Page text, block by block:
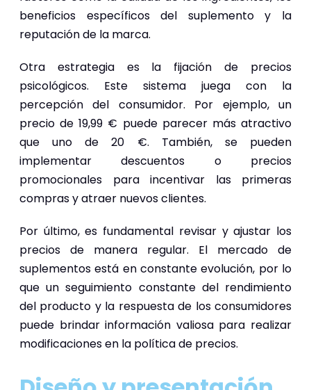
beneficios específicos del suplemento y la
reputación de la marca.
Otra estrategia es la fijación de precios
psicológicos. Este sistema juega con la
percepción del consumidor. Por ejemplo, un
precio de 19,99 € puede parecer más atractivo
que uno de 20 €. También, se pueden
implementar descuentos o precios
promocionales para incentivar las primeras
compras y atraer nuevos clientes.
Por último, es fundamental revisar y ajustar los
precios de manera regular. El mercado de
suplementos está en constante evolución, por lo
que un seguimiento constante del rendimiento
del producto y la respuesta de los consumidores
puede brindar información valiosa para realizar
modificaciones en la política de precios.